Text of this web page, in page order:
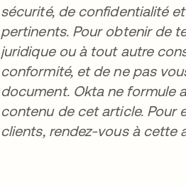
sécurité, de confidentialité
pertinents. Pour obtenir de
juridique ou à tout autre
conformité, et de ne pas
document. Okta ne formule
contenu de cet article. Pour
clients, rendez-vous à cette